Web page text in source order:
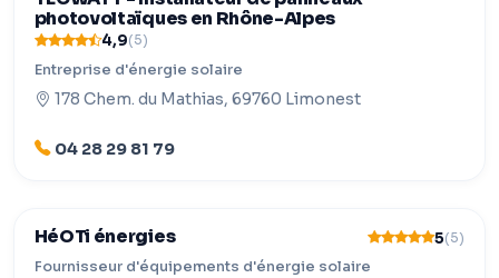
photovoltaïques en Rhône-Alpes
4,9(5)
Entreprise d'énergie solaire
178 Chem. du Mathias, 69760 Limonest
04 28 29 81 79
HéOTi énergies 5(5)
Fournisseur d'équipements d'énergie solaire